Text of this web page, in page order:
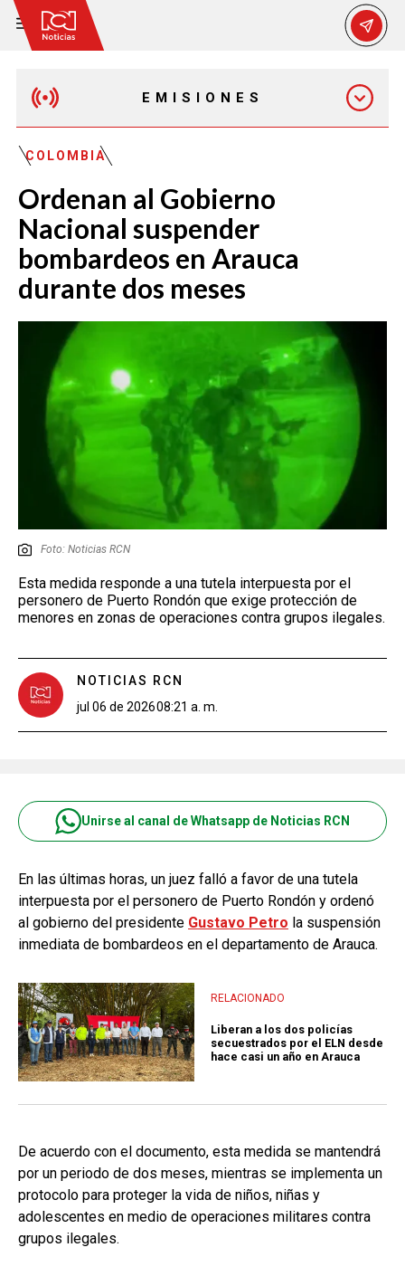
EMISIONES
EMISIÓN 12:30 PM
EMISIÓN 7:00 PM
COLOMBIA
Ordenan al Gobierno
Nacional suspender
bombardeos en Arauca
durante dos meses
Foto: Noticias RCN
Esta medida responde a una tutela interpuesta por el
personero de Puerto Rondón que exige protección de
menores en zonas de operaciones contra grupos ilegales.
NOTICIAS RCN
jul 06 de 202608:21 a. m.
Unirse al canal de Whatsapp de Noticias RCN
En las últimas horas, un juez falló a favor de una tutela
interpuesta por el personero de Puerto Rondón y ordenó
al gobierno del presidente Gustavo Petro la suspensión
inmediata de bombardeos en el departamento de Arauca.
RELACIONADO
Liberan a los dos policías
secuestrados por el ELN desde
hace casi un año en Arauca
De acuerdo con el documento, esta medida se mantendrá
por un periodo de dos meses, mientras se implementa un
protocolo para proteger la vida de niños, niñas y
adolescentes en medio de operaciones militares contra
grupos ilegales.